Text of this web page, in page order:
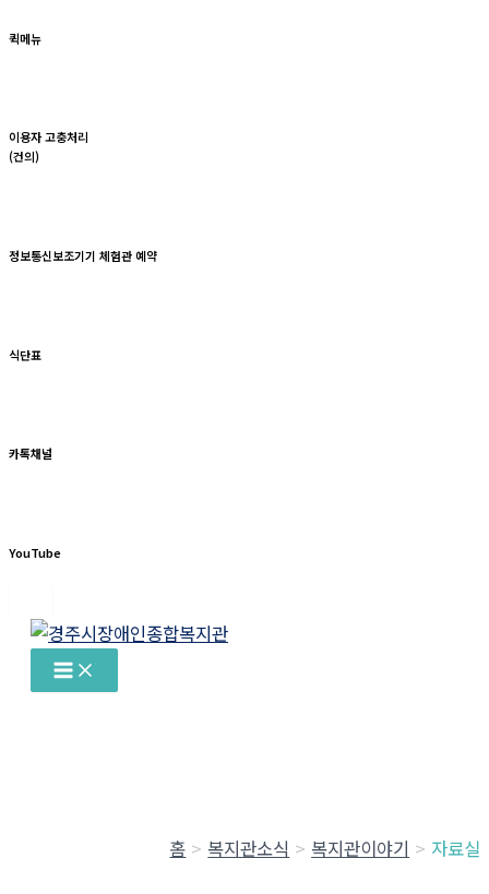
퀵메뉴
이용자 고충처리
(건의)
정보통신보조기기 체험관 예약
식단표
카톡채널
YouTube
홈 복지관소식 복지관이야기 자료실